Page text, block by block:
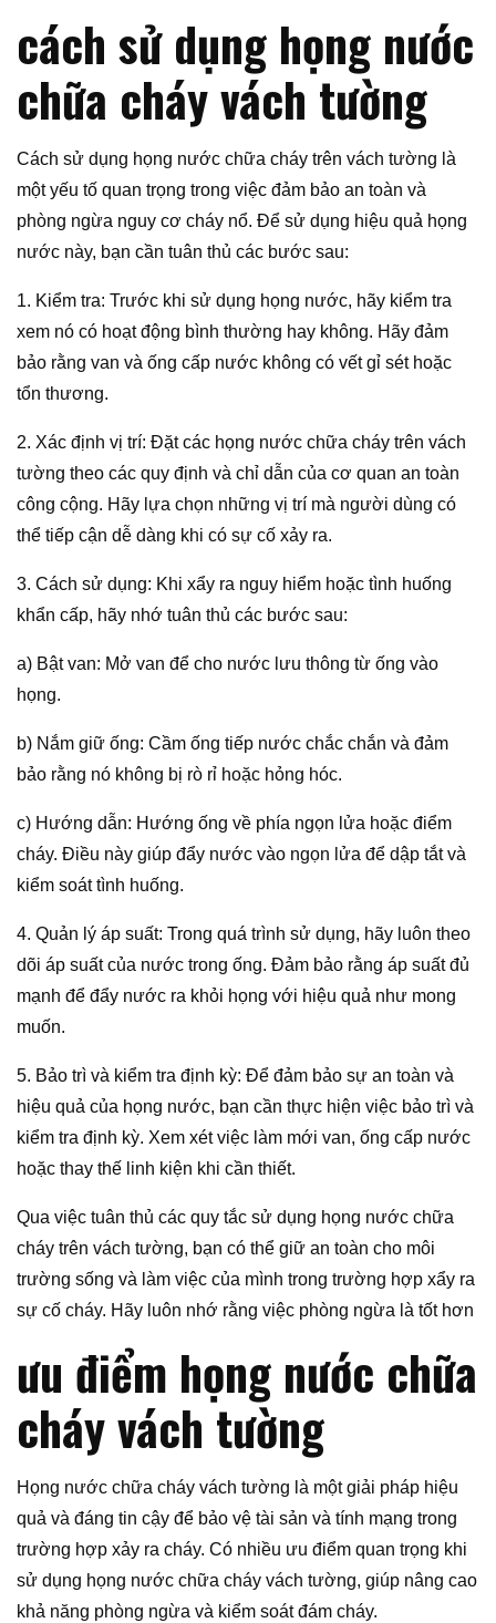
cách sử dụng họng nước
chữa cháy vách tường
Cách sử dụng họng nước chữa cháy trên vách tường là
một yếu tố quan trọng trong việc đảm bảo an toàn và
phòng ngừa nguy cơ cháy nổ. Để sử dụng hiệu quả họng
nước này, bạn cần tuân thủ các bước sau:
1. Kiểm tra: Trước khi sử dụng họng nước, hãy kiểm tra
xem nó có hoạt động bình thường hay không. Hãy đảm
bảo rằng van và ống cấp nước không có vết gỉ sét hoặc
tổn thương.
2. Xác định vị trí: Đặt các họng nước chữa cháy trên vách
tường theo các quy định và chỉ dẫn của cơ quan an toàn
công cộng. Hãy lựa chọn những vị trí mà người dùng có
thể tiếp cận dễ dàng khi có sự cố xảy ra.
3. Cách sử dụng: Khi xẩy ra nguy hiểm hoặc tình huống
khẩn cấp, hãy nhớ tuân thủ các bước sau:
a) Bật van: Mở van để cho nước lưu thông từ ống vào
họng.
b) Nắm giữ ống: Cầm ống tiếp nước chắc chắn và đảm
bảo rằng nó không bị rò rỉ hoặc hỏng hóc.
c) Hướng dẫn: Hướng ống về phía ngọn lửa hoặc điểm
cháy. Điều này giúp đẩy nước vào ngọn lửa để dập tắt và
kiểm soát tình huống.
4. Quản lý áp suất: Trong quá trình sử dụng, hãy luôn theo
dõi áp suất của nước trong ống. Đảm bảo rằng áp suất đủ
mạnh để đẩy nước ra khỏi họng với hiệu quả như mong
muốn.
5. Bảo trì và kiểm tra định kỳ: Để đảm bảo sự an toàn và
hiệu quả của họng nước, bạn cần thực hiện việc bảo trì và
kiểm tra định kỳ. Xem xét việc làm mới van, ống cấp nước
hoặc thay thế linh kiện khi cần thiết.
Qua việc tuân thủ các quy tắc sử dụng họng nước chữa
cháy trên vách tường, bạn có thể giữ an toàn cho môi
trường sống và làm việc của mình trong trường hợp xẩy ra
sự cố cháy. Hãy luôn nhớ rằng việc phòng ngừa là tốt hơn
ưu điểm họng nước chữa
cháy vách tường
Họng nước chữa cháy vách tường là một giải pháp hiệu
quả và đáng tin cậy để bảo vệ tài sản và tính mạng trong
trường hợp xảy ra cháy. Có nhiều ưu điểm quan trọng khi
sử dụng họng nước chữa cháy vách tường, giúp nâng cao
khả năng phòng ngừa và kiểm soát đám cháy.